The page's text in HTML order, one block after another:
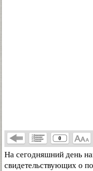
0
На сегодняшний день
свидетельствующих о